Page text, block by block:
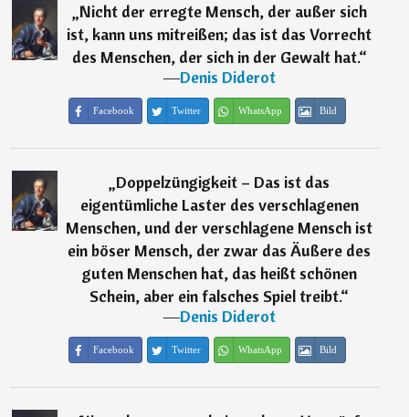
„Nicht der erregte Mensch, der außer sich
ist, kann uns mitreißen; das ist das Vorrecht
des Menschen, der sich in der Gewalt hat.“
―Denis Diderot
Facebook Twitter WhatsApp Bild
„Doppelzüngigkeit – Das ist das
eigentümliche Laster des verschlagenen
Menschen, und der verschlagene Mensch ist
ein böser Mensch, der zwar das Äußere des
guten Menschen hat, das heißt schönen
Schein, aber ein falsches Spiel treibt.“
―Denis Diderot
Facebook Twitter WhatsApp Bild